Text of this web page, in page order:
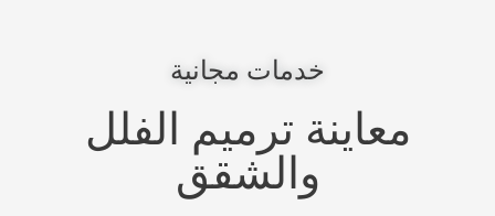
خدمات مجانية
معاينة ترميم الفلل
والشقق